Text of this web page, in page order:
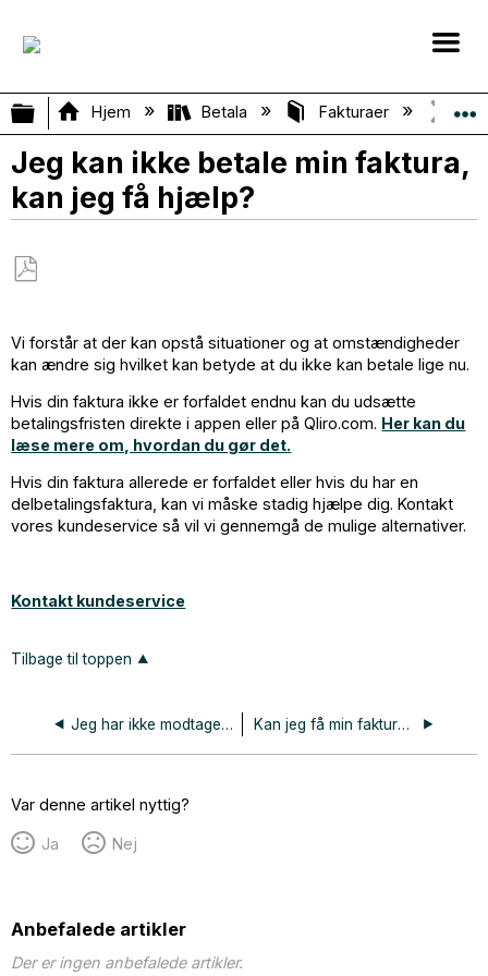
Vis/skjul global hierarki
Hjem Betala Fakturaer Jeg
Jeg kan ikke betale min faktura,
kan jeg få hjælp?
PDF
Vi forstår at der kan opstå situationer og at omstændigheder
kan ændre sig hvilket kan betyde at du ikke kan betale lige nu.
Hvis din faktura ikke er forfaldet endnu kan du udsætte
betalingsfristen direkte i appen eller på Qliro.com. Her kan du
læse mere om, hvordan du gør det.
Hvis din faktura allerede er forfaldet eller hvis du har en
delbetalingsfaktura, kan vi måske stadig hjælpe dig. Kontakt
vores kundeservice så vil vi gennemgå de mulige alternativer.
Kontakt kundeservice
Tilbage til toppen
Jeg har ikke modtaget fakturaen? Kan jeg få min faktura som PDF?
Var denne artikel nyttig?
Ja Nej
Anbefalede artikler
Der er ingen anbefalede artikler.